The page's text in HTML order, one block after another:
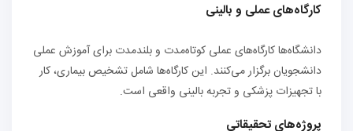
کارگاه‌های عملی و بالینی
دانشگاه‌ها کارگاه‌های عملی کوتاه‌مدت و بلندمدت برای آموزش عملی
دانشجویان برگزار می‌کنند. این کارگاه‌ها شامل تشخیص بیماری، کار
با تجهیزات پزشکی و تجربه بالینی واقعی است.
پروژه‌های تحقیقاتی